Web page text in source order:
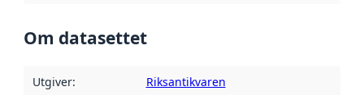
Om datasettet
Utgiver: Riksantikvaren